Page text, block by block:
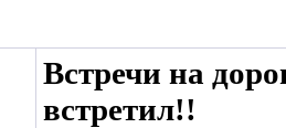
Встречи на
встретил!!